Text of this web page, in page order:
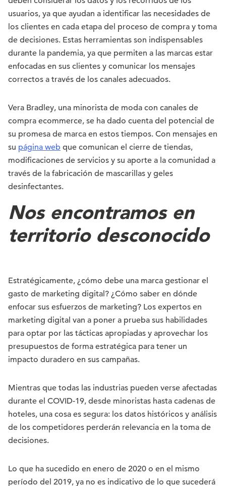
usuarios, ya que ayudan a identificar las necesidades de
los clientes en cada etapa del proceso de compra y toma
de decisiones. Estas herramientas son indispensables
durante la pandemia, ya que permiten a las marcas estar
enfocadas en sus clientes y comunicar los mensajes
correctos a través de los canales adecuados.
Vera Bradley, una minorista de moda con canales de
compra ecommerce, se ha dado cuenta del potencial de
su promesa de marca en estos tiempos. Con mensajes en
su página web que comunican el cierre de tiendas,
modificaciones de servicios y su aporte a la comunidad a
través de la fabricación de mascarillas y geles
desinfectantes.
Nos encontramos en
territorio desconocido
Estratégicamente, ¿cómo debe una marca gestionar el
gasto de marketing digital? ¿Cómo saber en dónde
enfocar sus esfuerzos de marketing? Los expertos en
marketing digital van a poner a prueba sus habilidades
para optar por las tácticas apropiadas y aprovechar los
presupuestos de forma estratégica para tener un
impacto duradero en sus campañas.
Mientras que todas las industrias pueden verse afectadas
durante el COVID-19, desde minoristas hasta cadenas de
hoteles, una cosa es segura: los datos históricos y análisis
de los competidores perderán relevancia en la toma de
decisiones.
Lo que ha sucedido en enero de 2020 o en el mismo
período del 2019, ya no es indicativo de lo que sucederá